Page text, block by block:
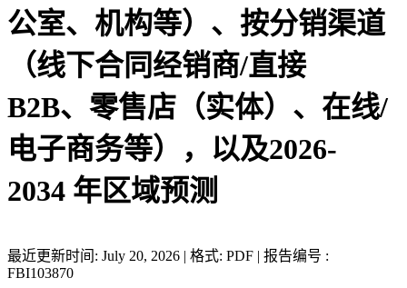
公室、机构等）、按分销渠道
（线下合同经销商/直接
B2B、零售店（实体）、在线/
电子商务等），以及2026-
2034 年区域预测
最近更新时间: July 20, 2026 | 格式: PDF | 报告编号 :
FBI103870